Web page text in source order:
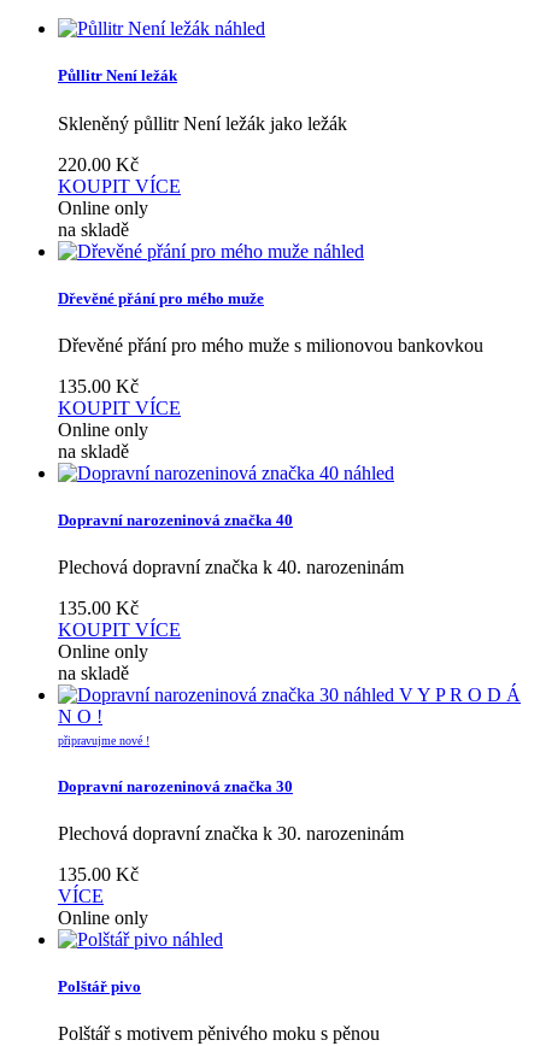
náhled
Půllitr Není ležák
Skleněný půllitr Není ležák jako ležák
220.00 Kč
KOUPIT VÍCE
Online only
na skladě
náhled
Dřevěné přání pro mého muže
Dřevěné přání pro mého muže s milionovou bankovkou
135.00 Kč
KOUPIT VÍCE
Online only
na skladě
náhled
Dopravní narozeninová značka 40
Plechová dopravní značka k 40. narozeninám
135.00 Kč
KOUPIT VÍCE
Online only
na skladě
náhled V Y P R O D Á
N O !
připravujme nové !
Dopravní narozeninová značka 30
Plechová dopravní značka k 30. narozeninám
135.00 Kč
VÍCE
Online only
náhled
Polštář pivo
Polštář s motivem pěnivého moku s pěnou